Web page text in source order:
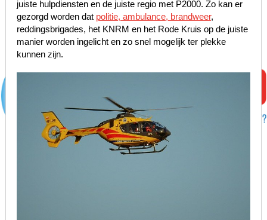
juiste hulpdiensten en de juiste regio met P2000. Zo kan er
gezorgd worden dat politie, ambulance, brandweer,
reddingsbrigades, het KNRM en het Rode Kruis op de juiste
manier worden ingelicht en zo snel mogelijk ter plekke
kunnen zijn.